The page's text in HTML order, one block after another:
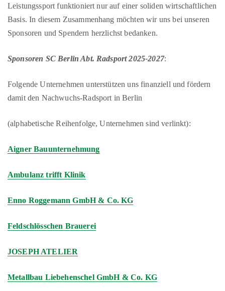
Leistungssport funktioniert nur auf einer soliden wirtschaftlichen
Basis. In diesem Zusammenhang möchten wir uns bei unseren
Sponsoren und Spendern herzlichst bedanken.
Sponsoren SC Berlin Abt. Radsport 2025-2027:
Folgende Unternehmen unterstützen uns finanziell und fördern
damit den Nachwuchs-Radsport in Berlin
(alphabetische Reihenfolge, Unternehmen sind verlinkt):
Aigner Bauunternehmung
Ambulanz trifft Klinik
Enno Roggemann GmbH & Co. KG
Feldschlösschen Brauerei
JOSEPH ATELIER
Metallbau Liebehenschel GmbH & Co. KG